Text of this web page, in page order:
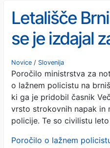
Letališče
se je izdajal
dostop je
Novice / Slovenija
Poročilo ministrstva za
o lažnem policistu na
ki ga je pridobil časnik
vrsto strokovnih napak in
policije. Te so civilistu
Poročilo o lažnem